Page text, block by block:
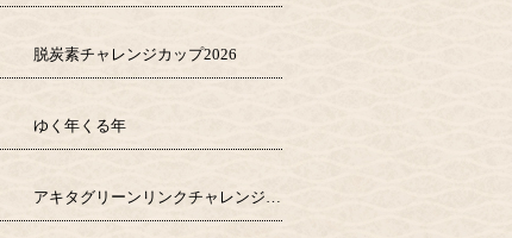
脱炭素チャレンジカップ2026
ゆく年くる年
アキタグリーンリンクチャレンジ1000